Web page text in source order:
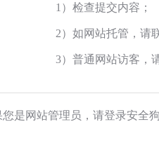
1）检查提交内容；
2）如网站托管，请
3）普通网站访客，
您是网站管理员，请登录安全狗